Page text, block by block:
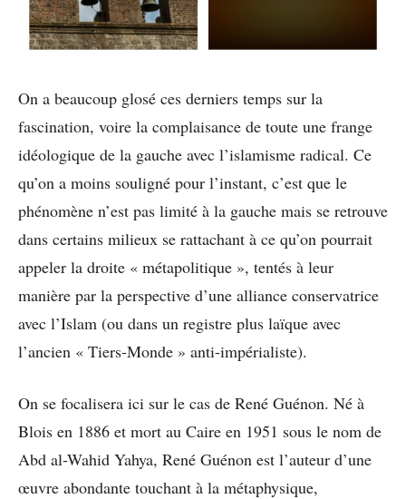
On a beaucoup glosé ces derniers temps sur la
fascination, voire la complaisance de toute une frange
idéologique de la gauche avec l’islamisme radical. Ce
qu’on a moins souligné pour l’instant, c’est que le
phénomène n’est pas limité à la gauche mais se retrouve
dans certains milieux se rattachant à ce qu’on pourrait
appeler la droite « métapolitique », tentés à leur
manière par la perspective d’une alliance conservatrice
avec l’Islam (ou dans un registre plus laïque avec
l’ancien « Tiers-Monde » anti-impérialiste).
On se focalisera ici sur le cas de René Guénon. Né à
Blois en 1886 et mort au Caire en 1951 sous le nom de
Abd al-Wahid Yahya, René Guénon est l’auteur d’une
œuvre abondante touchant à la métaphysique,